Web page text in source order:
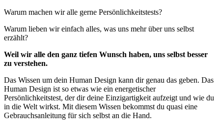
Warum machen wir alle gerne Persönlichkeitstests?
Warum lieben wir einfach alles, was uns mehr über uns selbst
erzählt?
Weil wir alle den ganz tiefen Wunsch haben, uns selbst besser
zu verstehen.
Das Wissen um dein Human Design kann dir genau das geben. Das
Human Design ist so etwas wie ein energetischer
Persönlichkeitstest, der dir deine Einzigartigkeit aufzeigt und wie du
in die Welt wirkst. Mit diesem Wissen bekommst du quasi eine
Gebrauchsanleitung für sich selbst an die Hand.